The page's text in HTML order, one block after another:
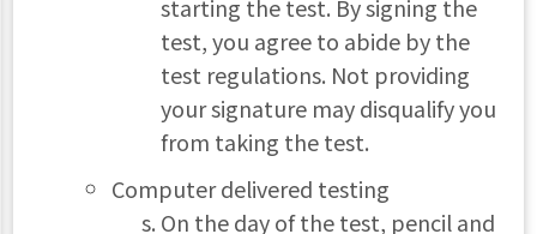
starting the test. By signing the
test, you agree to abide by the
test regulations. Not providing
your signature may disqualify you
from taking the test.
Computer delivered testing
On the day of the test, pencil and